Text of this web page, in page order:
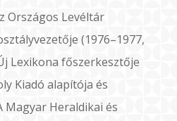
Országos Levéltár
(1976–1977,
Lexikona főszerkesztője
Kiadó alapítója és
Magyar Heraldikai és